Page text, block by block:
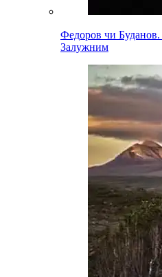
Федоров чи Буданов.
Залужним